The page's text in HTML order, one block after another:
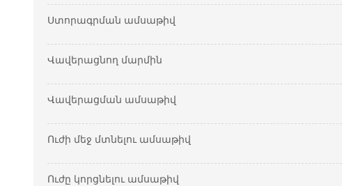
Ստորագրման ամսաթիվ
Վավերացնող մարմին
Վավերացման ամսաթիվ
Ուժի մեջ մտնելու ամսաթիվ
Ուժը կորցնելու ամսաթիվ